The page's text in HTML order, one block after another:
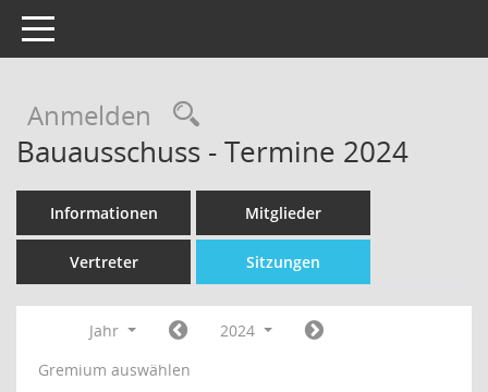
Toggle navigation
Anmelden Rechercheauswahl
Bauausschuss - Termine 2024
Informationen Mitglieder
Vertreter Sitzungen
Jahr
2024
Gremium auswählen